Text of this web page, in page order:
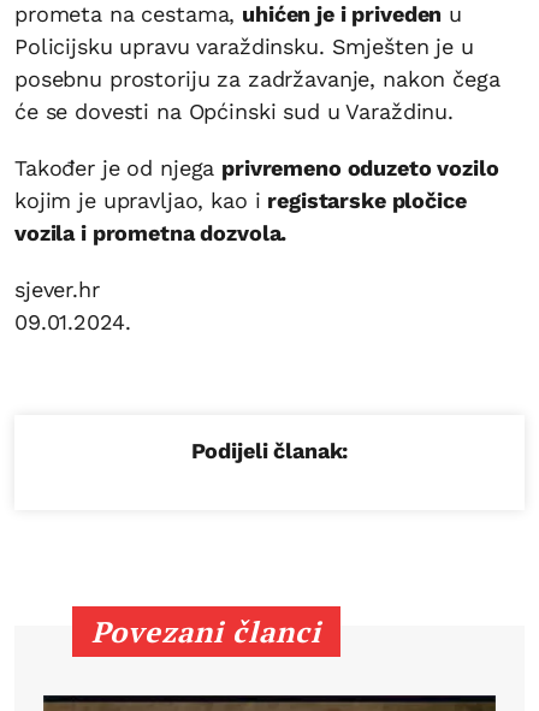
prometa na cestama, uhićen je i priveden u
Policijsku upravu varaždinsku. Smješten je u
posebnu prostoriju za zadržavanje, nakon čega
će se dovesti na Općinski sud u Varaždinu.
Također je od njega privremeno oduzeto vozilo
kojim je upravljao, kao i registarske pločice
vozila i prometna dozvola.
sjever.hr
09.01.2024.
Podijeli članak:
Povezani članci